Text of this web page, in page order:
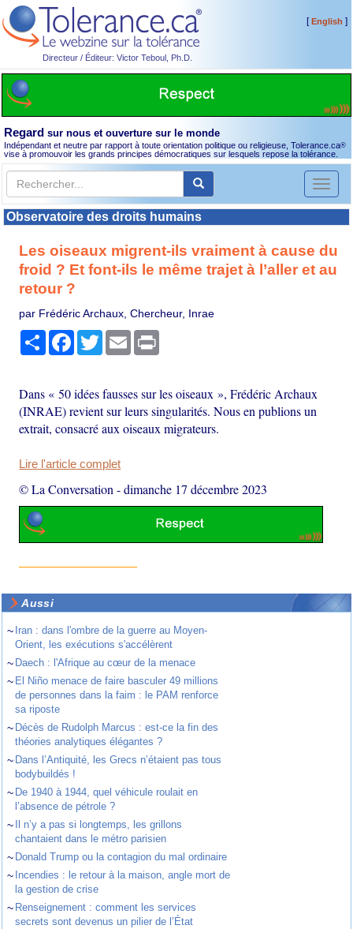
Directeur / Éditeur: Victor Teboul, Ph.D.
[English ]
Regard sur nous et ouverture sur le monde
Indépendant et neutre par rapport à toute orientation politique ou religieuse, Tolerance.ca®
vise à promouvoir les grands principes démocratiques sur lesquels repose la tolérance.
Toggle
Observatoire des droits humains
Les oiseaux migrent-ils vraiment à cause du
froid ? Et font-ils le même trajet à l’aller et au
retour ?
par Frédéric Archaux, Chercheur, Inrae
PartagerFacebook
TwitterEmail
Dans « 50 idées fausses sur les oiseaux », Frédéric Archaux
(INRAE) revient sur leurs singularités. Nous en publions un
extrait, consacré aux oiseaux migrateurs.
Lire l'article complet
© La Conversation -dimanche 17 décembre 2023
Aussi
~ Iran : dans l'ombre de la guerre au Moyen-
Orient, les exécutions s'accélèrent
~ Daech : l'Afrique au cœur de la menace
~ El Niño menace de faire basculer 49 millions
de personnes dans la faim : le PAM renforce
sa riposte
~ Décès de Rudolph Marcus : est-ce la fin des
théories analytiques élégantes ?
~ Dans l’Antiquité, les Grecs n’étaient pas tous
bodybuildés !
~ De 1940 à 1944, quel véhicule roulait en
l’absence de pétrole ?
~
Il n’y a pas si longtemps, les grillons
chantaient dans le métro parisien
~ Donald Trump ou la contagion du mal ordinaire
~ Incendies : le retour à la maison, angle mort de
la gestion de crise
~ Renseignement : comment les services
secrets sont devenus un pilier de l’État